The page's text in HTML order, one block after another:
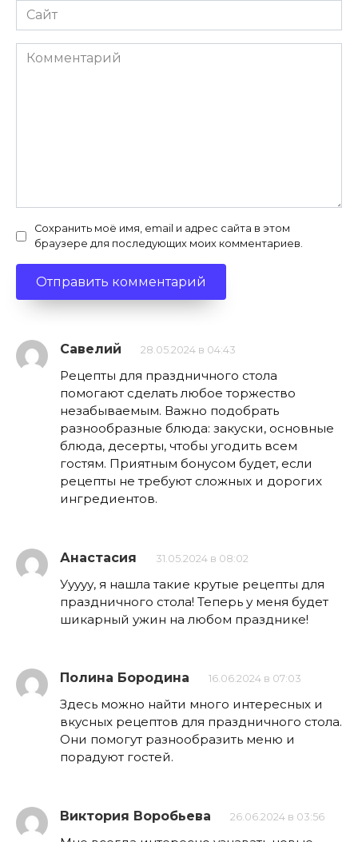
Сайт
Комментарий
Сохранить моё имя, email и адрес сайта в этом
браузере для последующих моих комментариев.
Савелий 28.05.2024 в 04:43
Рецепты для праздничного стола
помогают сделать любое торжество
незабываемым. Важно подобрать
разнообразные блюда: закуски, основные
блюда, десерты, чтобы угодить всем
гостям. Приятным бонусом будет, если
рецепты не требуют сложных и дорогих
ингредиентов.
Анастасия 31.05.2024 в 08:02
Ууууу, я нашла такие крутые рецепты для
праздничного стола! Теперь у меня будет
шикарный ужин на любом празднике!
Полина Бородина 16.06.2024 в 07:03
Здесь можно найти много интересных и
вкусных рецептов для праздничного стола.
Они помогут разнообразить меню и
порадуют гостей.
Виктория Воробьева 26.06.2024 в 03:56